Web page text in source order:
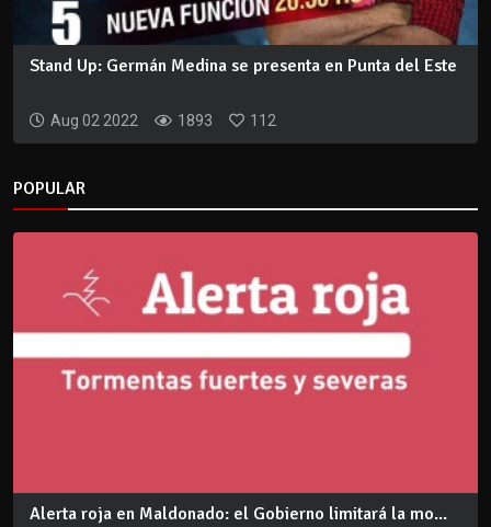
Stand Up: Germán Medina se presenta en Punta del Este
Aug 02 2022 1893 112
POPULAR
Alerta roja en Maldonado: el Gobierno limitará la mo...